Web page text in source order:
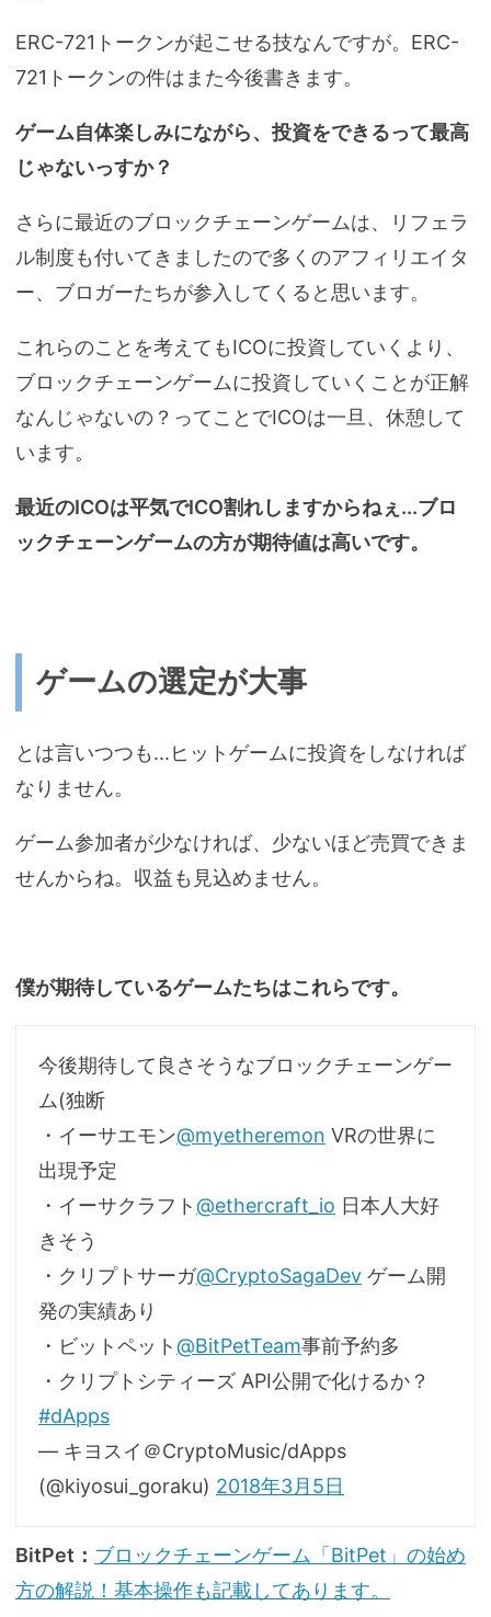
ERC-721トークンが起こせる技なんですが。ERC-
721トークンの件はまた今後書きます。
ゲーム自体楽しみにながら、投資をできるって最高
じゃないっすか？
さらに最近のブロックチェーンゲームは、リフェラ
ル制度も付いてきましたので多くのアフィリエイタ
ー、ブロガーたちが参入してくると思います。
これらのことを考えてもICOに投資していくより、
ブロックチェーンゲームに投資していくことが正解
なんじゃないの？ってことでICOは一旦、休憩して
います。
最近のICOは平気でICO割れしますからねぇ...ブロ
ックチェーンゲームの方が期待値は高いです。
ゲームの選定が大事
とは言いつつも...ヒットゲームに投資をしなければ
なりません。
ゲーム参加者が少なければ、少ないほど売買できま
せんからね。収益も見込めません。
僕が期待しているゲームたちはこれらです。
今後期待して良さそうなブロックチェーンゲー
ム(独断
・イーサエモン@myetheremon VRの世界に
出現予定
・イーサクラフト@ethercraft_io 日本人大好
きそう
・クリプトサーガ@CryptoSagaDev ゲーム開
発の実績あり
・ビットペット@BitPetTeam事前予約多
・クリプトシティーズ API公開で化けるか？
#dApps
— キヨスイ＠CryptoMusic/dApps
(@kiyosui_goraku) 2018年3月5日
BitPet： ブロックチェーンゲーム「BitPet」の始め
方の解説！基本操作も記載してあります。